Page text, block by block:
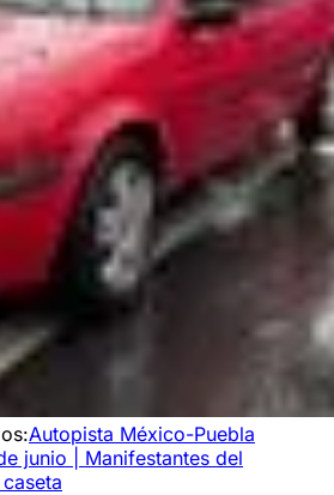
Autopista México-Puebla
junio | Manifestantes del